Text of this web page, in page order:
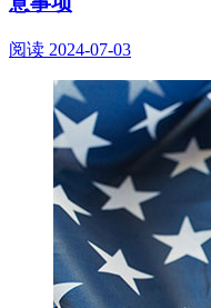
阅读 2024-07-03